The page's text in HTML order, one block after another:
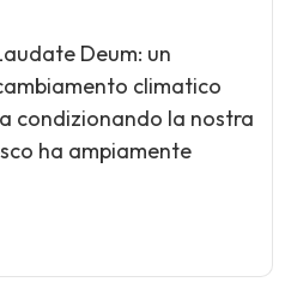
Deum: un
climatico
condizionando la nostra
ha ampiamente